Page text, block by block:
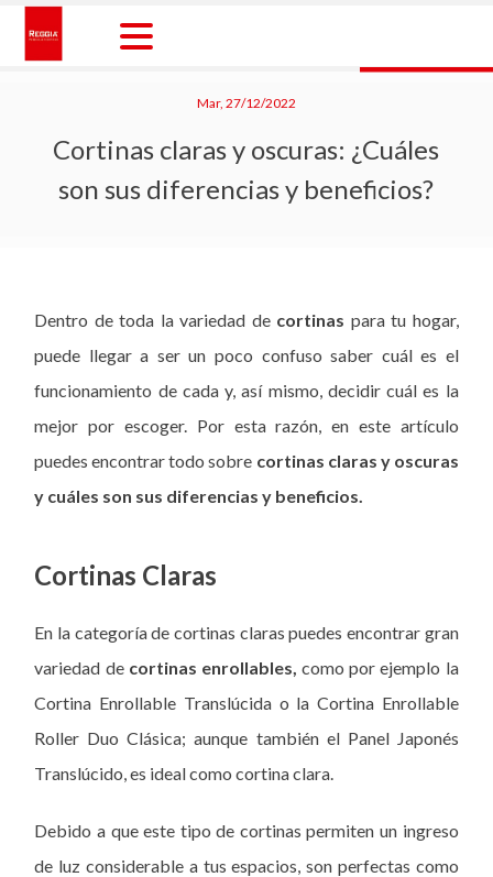
Skip
content
Mar, 27/12/2022
Cortinas claras y oscuras: ¿Cuáles
son sus diferencias y beneficios?
Dentro de toda la variedad de cortinas para tu hogar,
puede llegar a ser un poco confuso saber cuál es el
funcionamiento de cada y, así mismo, decidir cuál es la
mejor por escoger. Por esta razón, en este artículo
puedes encontrar todo sobre cortinas claras y oscuras
y cuáles son sus diferencias y beneficios.
Cortinas Claras
En la categoría de cortinas claras puedes encontrar gran
variedad de cortinas enrollables,como por ejemplo la
Cortina Enrollable Translúcida o la Cortina Enrollable
Roller Duo Clásica; aunque también el Panel Japonés
Translúcido, es ideal como cortina clara.
Debido a que este tipo de cortinas permiten un ingreso
de luz considerable a tus espacios, son perfectas como